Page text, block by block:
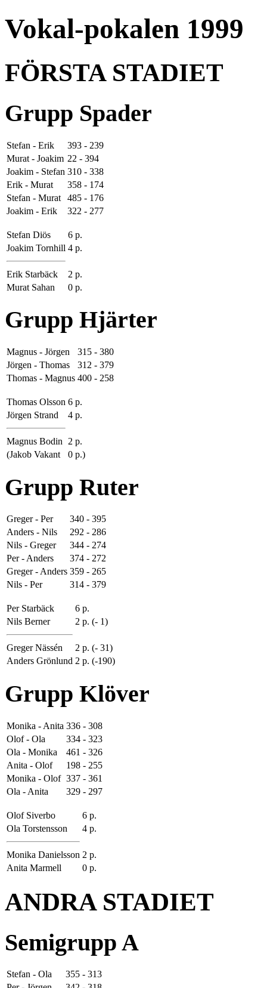
Vokal-pokalen 1999
FÖRSTA STADIET
Grupp Spader
Stefan - Erik
393 - 239
Murat - Joakim 22 - 394
Joakim - Stefan 310 - 338
Erik - Murat
358 - 174
Stefan - Murat
485 - 176
Joakim - Erik
322 - 277
Stefan Diös
6 p.
Joakim Tornhill 4 p.
Erik Starbäck
2 p.
Murat Sahan
0 p.
Grupp Hjärter
Magnus - Jörgen
315 - 380
Jörgen - Thomas
312 - 379
Thomas - Magnus 400 - 258
Thomas Olsson 6 p.
Jörgen Strand
4 p.
Magnus Bodin
2 p.
(Jakob Vakant
0 p.)
Grupp Ruter
Greger - Per
340 - 395
Anders - Nils
292 - 286
Nils - Greger
344 - 274
Per - Anders
374 - 272
Greger - Anders 359 - 265
Nils - Per
314 - 379
Per Starbäck
6 p.
Nils Berner
2 p. (- 1)
Greger Nässén
2 p. (- 31)
Anders Grönlund 2 p. (-190)
Grupp Klöver
Monika - Anita 336 - 308
Olof - Ola
334 - 323
Ola - Monika
461 - 326
Anita - Olof
198 - 255
Monika - Olof 337 - 361
Ola - Anita
329 - 297
Olof Siverbo
6 p.
Ola Torstensson
4 p.
Monika Danielsson 2 p.
Anita Marmell
0 p.
ANDRA STADIET
Semigrupp A
Stefan - Ola
355 - 313